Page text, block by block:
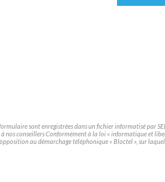
sont enregistrées dans un fichier informatisé par
nos conseillers Conformément à la loi « informatique et
au démarchage téléphonique « Bloctel », sur